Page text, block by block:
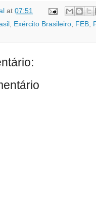
at 07:51
, Exército Brasileiro, FEB,